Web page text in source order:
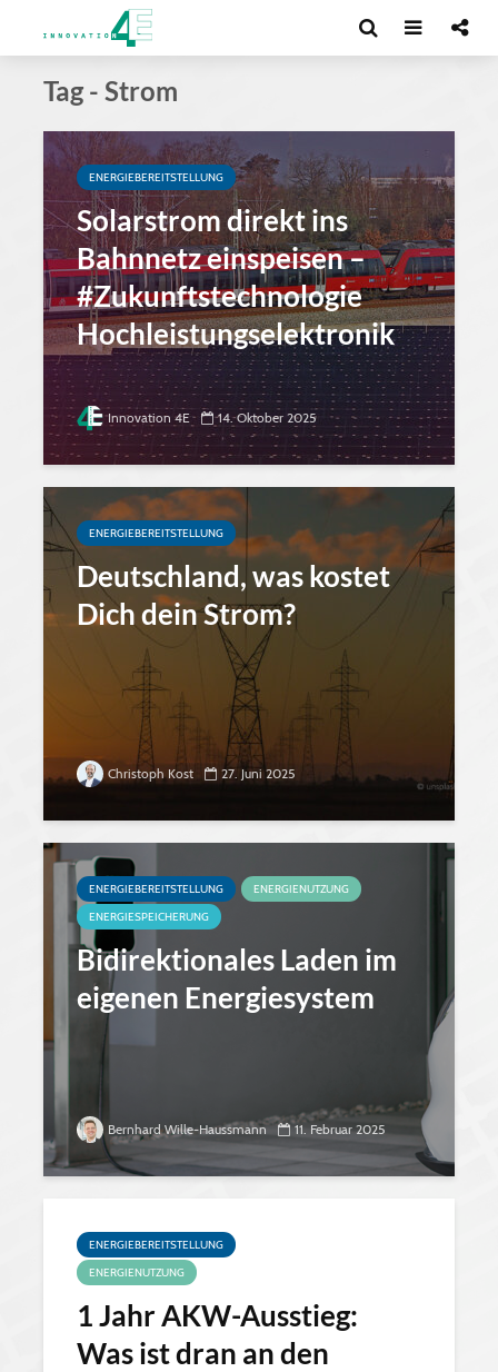
Tag - Strom
ENERGIEBEREITSTELLUNG
Solarstrom direkt ins
Bahnnetz einspeisen –
#Zukunftstechnologie
Hochleistungselektronik
Innovation 4E 14. Oktober 2025
ENERGIEBEREITSTELLUNG
Deutschland, was kostet
Dich dein Strom?
Christoph Kost 27. Juni 2025
ENERGIEBEREITSTELLUNG
ENERGIENUTZUNG
ENERGIESPEICHERUNG
Bidirektionales Laden im
eigenen Energiesystem
Bernhard Wille-Haussmann 11. Februar 2025
ENERGIEBEREITSTELLUNG
ENERGIENUTZUNG
1 Jahr AKW-Ausstieg:
Was ist dran an den